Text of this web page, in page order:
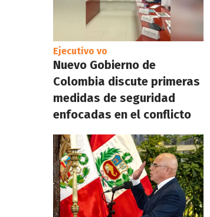
Ejecutivo vo
Nuevo Gobierno de
Colombia discute primeras
medidas de seguridad
enfocadas en el conflicto